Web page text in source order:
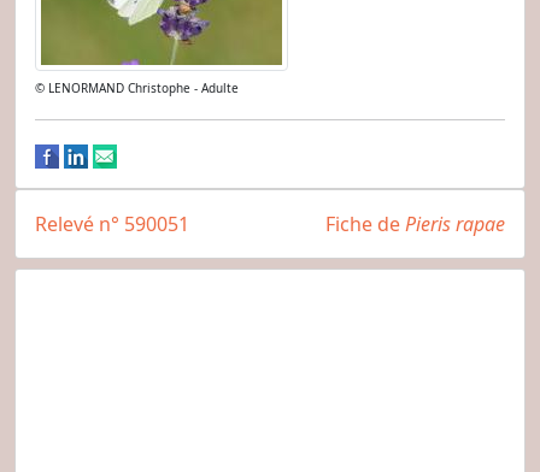
© LENORMAND Christophe - Adulte
Fiche dePieris rapae
Relevé n° 590051